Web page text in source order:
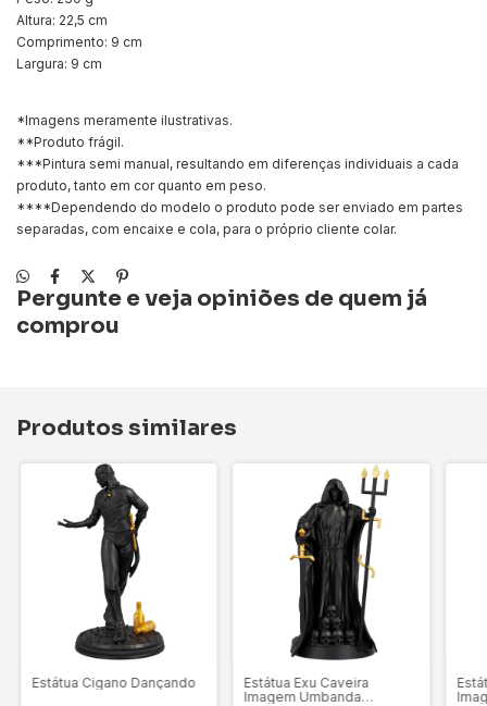
Altura: 22,5 cm
Comprimento: 9 cm
Largura: 9 cm
*Imagens meramente ilustrativas.
**Produto frágil.
***Pintura semi manual, resultando em diferenças individuais a cada
produto, tanto em cor quanto em peso.
****Dependendo do modelo o produto pode ser enviado em partes
separadas, com encaixe e cola, para o próprio cliente colar.
Pergunte e veja opiniões de quem já
comprou
Produtos similares
Estátua Cigano Dançando
Estátua Exu Caveira
Imagem Umbanda